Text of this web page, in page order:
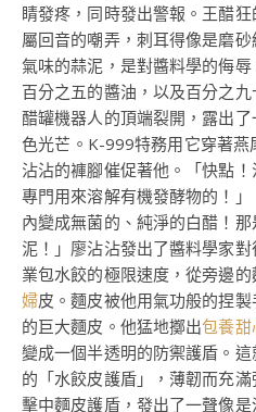
睛發疼，同時發出警報。王醋
屬回音的嘲弄，刺耳得像是磨
氣味的蒜泥，是對醬料學的侮
百分之五的醬油，以及百分之九
醋罐機器人的頂端裂開，露出
色光芒。K-999特務用它穿著
沾沾的褲腳催促著他。「快點
專門用來溶解有機發酵物的！
內變成無菌的、純淨的白醋！
泥！」廖沾沾發出了醬料學家
業包水餃的極限速度，從旁邊
婦皮。麵皮被他用氣功般的捏
的巨大麵皮。他猛地擲出包養甜
變成一個半透明的防禦護盾。
的「水餃皮護盾」，薄韌而充
擊中麵皮護盾，發出了一聲像